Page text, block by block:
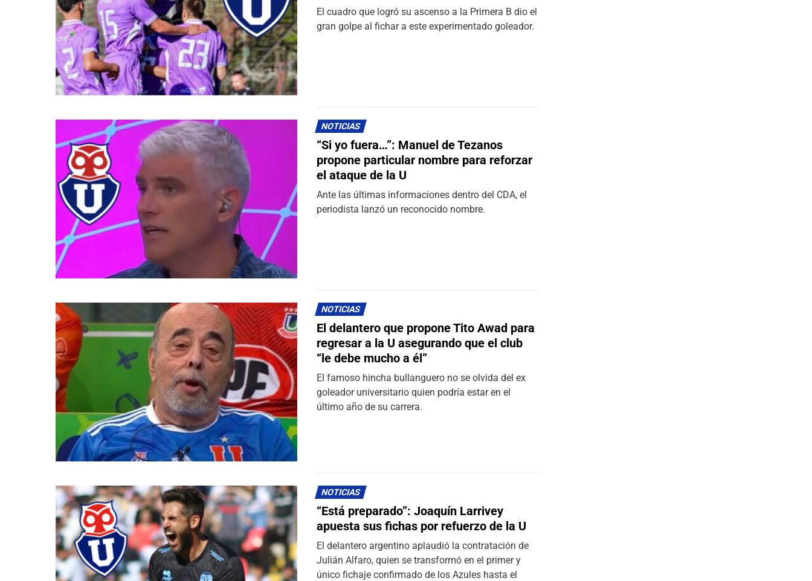
El cuadro que logró su ascenso a la Primera B dio el
gran golpe al fichar a este experimentado goleador.
NOTICIAS
“Si yo fuera…”: Manuel de Tezanos
propone particular nombre para reforzar
el ataque de la U
Ante las últimas informaciones dentro del CDA, el
periodista lanzó un reconocido nombre.
NOTICIAS
El delantero que propone Tito Awad para
regresar a la U asegurando que el club
“le debe mucho a él”
El famoso hincha bullanguero no se olvida del ex
goleador universitario quien podría estar en el
último año de su carrera.
NOTICIAS
“Está preparado”: Joaquín Larrivey
apuesta sus fichas por refuerzo de la U
El delantero argentino aplaudió la contratación de
Julián Alfaro, quien se transformó en el primer y
único fichaje confirmado de los Azules hasta el